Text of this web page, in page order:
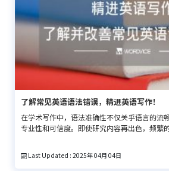
了解常见英语语法错误，精进英语写作！
在学术写作中，语法准确性不仅关乎语言的流
专业性和可信度。即使研究内容再出色，频繁
Last Updated : 2025年 04月 04日